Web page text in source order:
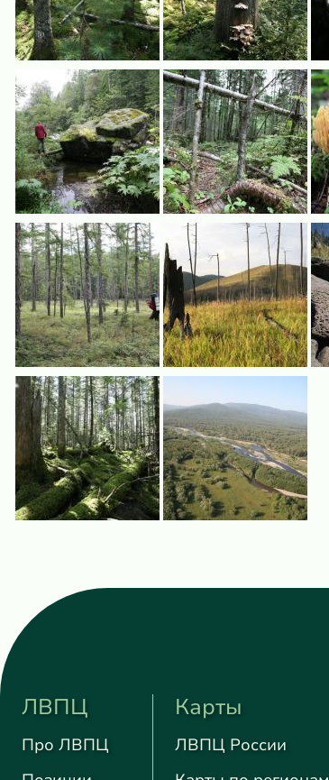
ЛВПЦ
Про ЛВПЦ
Карты
ЛВПЦ России